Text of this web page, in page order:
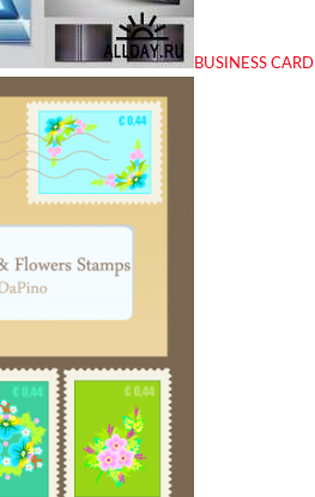
BUSINESS CARD